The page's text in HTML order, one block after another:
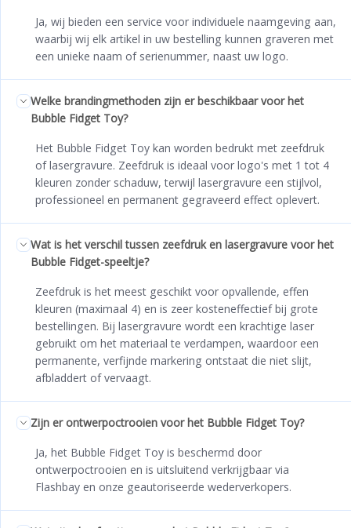
Ja, wij bieden een service voor individuele naamgeving aan,
waarbij wij elk artikel in uw bestelling kunnen graveren met
een unieke naam of serienummer, naast uw logo.
Welke brandingmethoden zijn er beschikbaar voor het
Bubble Fidget Toy?
Het Bubble Fidget Toy kan worden bedrukt met zeefdruk
of lasergravure. Zeefdruk is ideaal voor logo's met 1 tot 4
kleuren zonder schaduw, terwijl lasergravure een stijlvol,
professioneel en permanent gegraveerd effect oplevert.
Wat is het verschil tussen zeefdruk en lasergravure voor het
Bubble Fidget-speeltje?
Zeefdruk is het meest geschikt voor opvallende, effen
kleuren (maximaal 4) en is zeer kosteneffectief bij grote
bestellingen. Bij lasergravure wordt een krachtige laser
gebruikt om het materiaal te verdampen, waardoor een
permanente, verfijnde markering ontstaat die niet slijt,
afbladdert of vervaagt.
Zijn er ontwerpoctrooien voor het Bubble Fidget Toy?
Ja, het Bubble Fidget Toy is beschermd door
ontwerpoctrooien en is uitsluitend verkrijgbaar via
Flashbay en onze geautoriseerde wederverkopers.